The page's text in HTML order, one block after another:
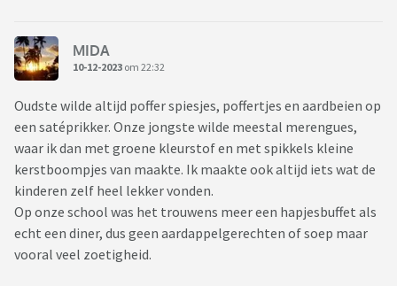
MIDA
10-12-2023 om 22:32
Oudste wilde altijd poffer spiesjes, poffertjes en aardbeien op
een satéprikker. Onze jongste wilde meestal merengues,
waar ik dan met groene kleurstof en met spikkels kleine
kerstboompjes van maakte. Ik maakte ook altijd iets wat de
kinderen zelf heel lekker vonden.
Op onze school was het trouwens meer een hapjesbuffet als
echt een diner, dus geen aardappelgerechten of soep maar
vooral veel zoetigheid.